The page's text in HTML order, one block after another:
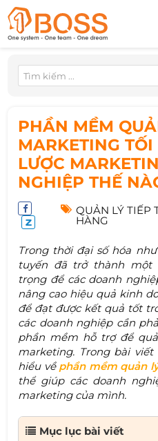
PHẦN MỀM
MARKETING
LƯỢC
NGHIỆP THẾ
QUẢN LÝ TIẾP
HÀNG
Trong thời đại số hóa
tuyến đã trở thành một
trọng để các doanh
nâng cao hiệu quả kinh
để đạt được kết quả tốt
các doanh nghiệp cần
phần mềm hỗ trợ để
marketing. Trong bài viết
hiểu về phần mềm quản
thể giúp các doanh
marketing của mình.
Mục lục bài viết